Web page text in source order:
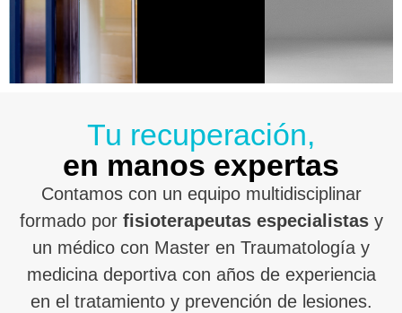
Tu recuperación,
en manos expertas
Contamos con un equipo multidisciplinar
formado por fisioterapeutas especialistasy
un médico con Master en Traumatología y
medicina deportiva con años de experiencia
en el tratamiento y prevención de lesiones.